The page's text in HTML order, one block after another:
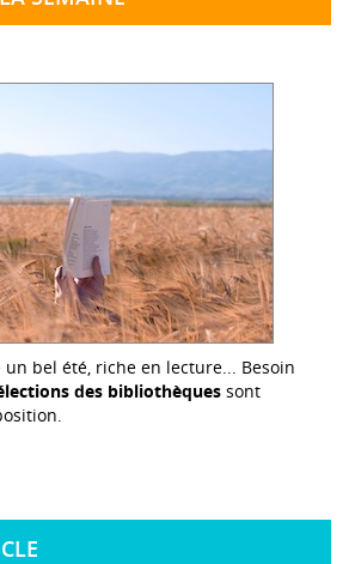
un bel été, riche en lecture... Besoin
des bibliothèques sont